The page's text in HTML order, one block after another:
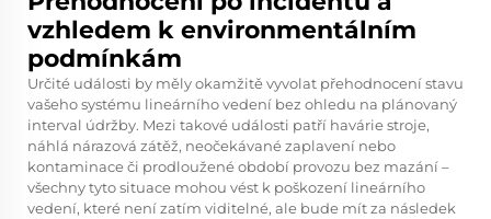
vzhledem k environmentálním
podmínkám
Určité události by měly okamžitě vyvolat přehodnocení stavu
vašeho systému lineárního vedení bez ohledu na plánovaný
interval údržby. Mezi takové události patří havárie stroje,
náhlá nárazová zátěž, neočekávané zaplavení nebo
kontaminace či prodloužené období provozu bez mazání –
všechny tyto situace mohou vést k poškození lineárního
vedení, které není zatím viditelné, ale bude mít za následek